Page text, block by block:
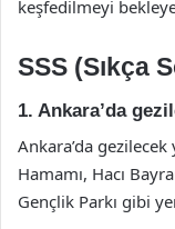
keşfedilmeyi
SSS (Sıkça
1. Ankara’da
Ankara’da
Hamamı, Hacı
Gençlik Parkı gibi